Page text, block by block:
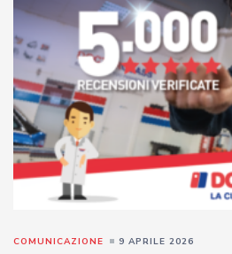
COMUNICAZIONE 9 APRILE 2026